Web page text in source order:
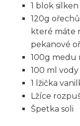
1 blok
120g
které máte
pekanové
100g medu
100 ml vody
1 lžička
Lžíce
Špetka ⁤soli